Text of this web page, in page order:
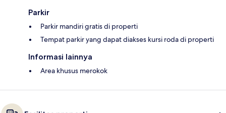
Parkir
Parkir mandiri gratis di properti
Tempat parkir yang dapat diakses kursi roda di properti
Informasi lainnya
Area khusus merokok